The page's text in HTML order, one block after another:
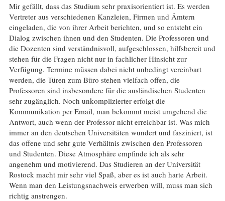
Mir gefällt, dass das Studium sehr praxisorientiert ist. Es werden
Vertreter aus verschiedenen Kanzleien, Firmen und Ämtern
eingeladen, die von ihrer Arbeit berichten, und so entsteht ein
Dialog zwischen ihnen und den Studenten. Die Professoren und
die Dozenten sind verständnisvoll, aufgeschlossen, hilfsbereit und
stehen für die Fragen nicht nur in fachlicher Hinsicht zur
Verfügung. Termine müssen dabei nicht unbedingt vereinbart
werden, die Türen zum Büro stehen vielfach offen, die
Professoren sind insbesondere für die ausländischen Studenten
sehr zugänglich. Noch unkomplizierter erfolgt die
Kommunikation per Email, man bekommt meist umgehend die
Antwort, auch wenn der Professor nicht erreichbar ist. Was mich
immer an den deutschen Universitäten wundert und fasziniert, ist
das offene und sehr gute Verhältnis zwischen den Professoren
und Studenten. Diese Atmosphäre empfinde ich als sehr
angenehm und motivierend. Das Studieren an der Universität
Rostock macht mir sehr viel Spaß, aber es ist auch harte Arbeit.
Wenn man den Leistungsnachweis erwerben will, muss man sich
richtig anstrengen.